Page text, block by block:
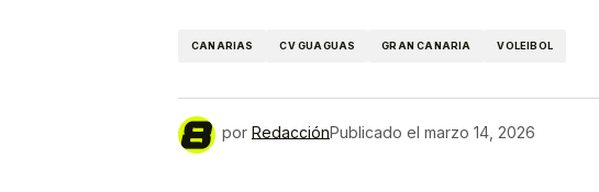
CANARIAS CV GUAGUAS GRAN CANARIA VOLEIBOL
por RedacciónPublicado el marzo 14, 2026